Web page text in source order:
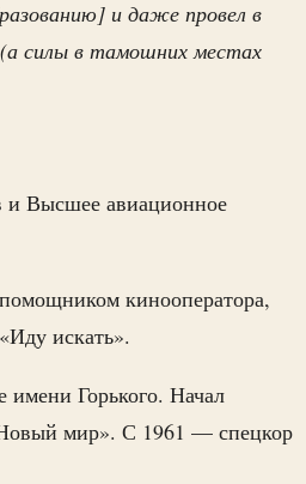
и даже провел в
(а силы в тамошних местах
и Высшее авиационное
кинооператора,
искать».
Горького. Начал
мир». С 1961 — спецкор